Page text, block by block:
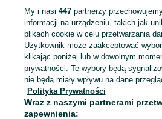
Mapa kategorii
Mapa miejscowości
Mapa ministron
Popularne wyszukiwania
My i nasi 447partnerzy
informacji na urządzeniu, takich jak
plikach cookie w celu przetwarzania
Użytkownik może zaakceptować
klikając poniżej lub w dowolnym
prywatności. Te wybory będą
nie będą miały wpływu na dane
Polityka Prywatności
Wraz z naszymi partnerami
zapewnienia: